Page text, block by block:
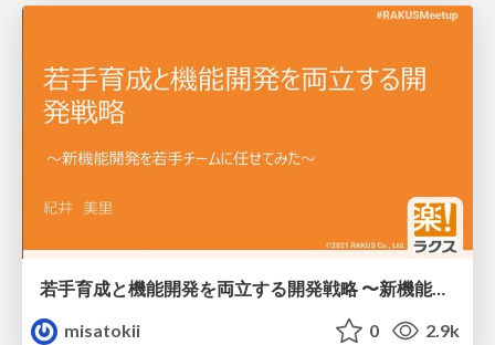
若手育成と機能開発を両立する開発戦略 〜新機能開発を若手チームに任せてみた〜 / Development strategy that balances training of young engineers and function development
misatokii
0 2.9k